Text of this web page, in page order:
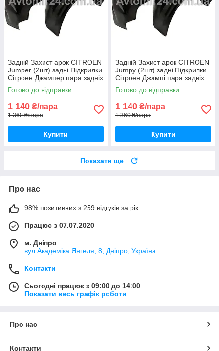
Задній Захист арок CITROEN
Jumper (2шт) задні Підкрилки
Сітроен Джампер пара задніх
Готово до відправки
1 140 ₴/пара
1 360 ₴/пара
Купити
Задній Захист арок CITROEN
Jumpy (2шт) задні Підкрилки
Сітроен Джампі пара задніх
Готово до відправки
1 140 ₴/пара
1 360 ₴/пара
Купити
Показати ще
Про нас
98% позитивних з 259 відгуків за рік
Працює з 07.07.2020
м. Дніпро
вул Академіка Янгеля, 8, Дніпро, Україна
Контакти
Сьогодні працює з 09:00 до 14:00
Показати весь графік роботи
Про нас
Контакти